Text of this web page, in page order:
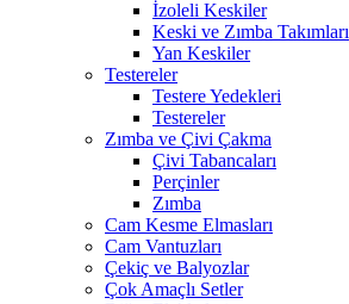
İzoleli Keskiler
Keski ve Zımba Takımları
Yan Keskiler
Testereler
Testere Yedekleri
Testereler
Zımba ve Çivi Çakma
Çivi Tabancaları
Perçinler
Zımba
Cam Kesme Elmasları
Cam Vantuzları
Çekiç ve Balyozlar
Çok Amaçlı Setler